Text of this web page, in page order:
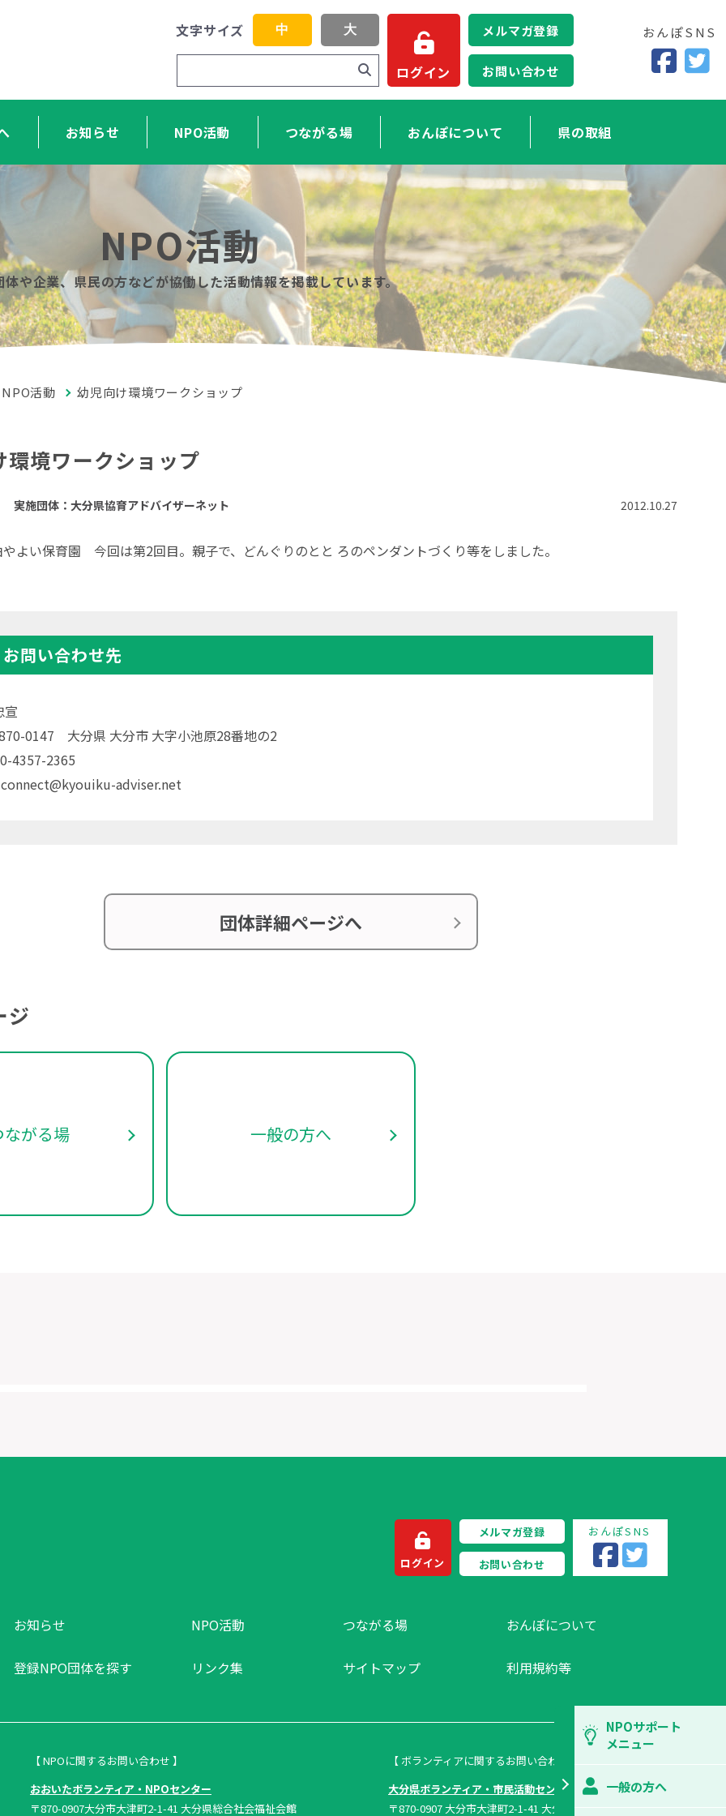
文字サイズ 中 大
ログイン
お知らせ NPO活動 つながる場 おんぽについて 県の取組
メルマガ登録
お問い合わせ
おんぽSNS
NPOサポート
メニュー
一般の方へ
NPO活動
体や企業、県民の方などが協働した活動情報を掲載しています。
NPO活動 幼児向け環境ワークショップ
環境ワークショップ
実施団体：大分県協育アドバイザーネット 2012.10.27
よい保育園 今回は第2回目。親子で、どんぐりのとと ろのペンダントづくり等をしました。
問い合わせ先
0147 大分県 大分市 大字小池原28番地の2
4357-2365
adviser.net
団体詳細ページへ
ジ
ながる場 一般の方へ
ログイン
メルマガ登録
お問い合わせ
おんぽSNS
お知らせ NPO活動 つながる場 おんぽについて
登録NPO団体を探す リンク集 サイトマップ 利用規約等
【 NPOに関するお問い合わせ 】
おおいたボランティア・NPOセンター
〒870-0907大分市大津町2-1-41 大分県総合社会福祉会館
【 ボランティアに関するお問い合わせ 】
大分県ボランティア・市民活動センター
〒870-0907 大分市大津町2-1-41 大分県総合社会福祉会館内